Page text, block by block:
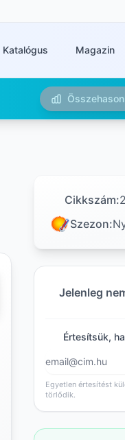
Katalógus Magazin
Cikkszám:
Szezon:
Jelenleg
Értesítsük,
Egyetlen értesítést
törlődik.